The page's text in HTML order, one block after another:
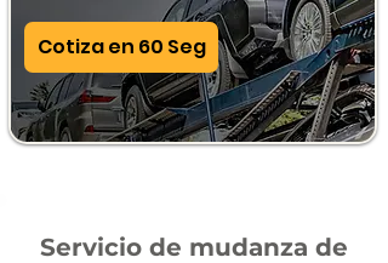
Cotiza en 60 Seg
Servicio de mudanza de